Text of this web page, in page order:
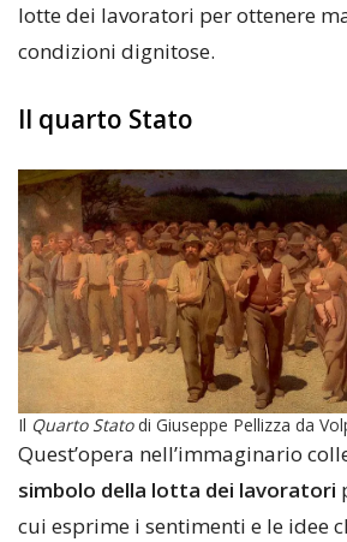
lotte dei lavoratori per ottenere
condizioni dignitose.
Il quarto Stato
Il Quarto Statodi Giuseppe Pellizza da
Quest’opera nell’immaginario
simbolo della lotta dei lavoratori
cui esprime i sentimenti e le idee